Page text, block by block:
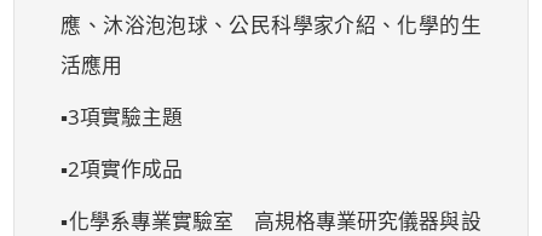
應、沐浴泡泡球、公民科學家介紹、化學的生
活應用
▪3項實驗主題
▪2項實作成品
▪化學系專業實驗室 高規格專業研究儀器與設